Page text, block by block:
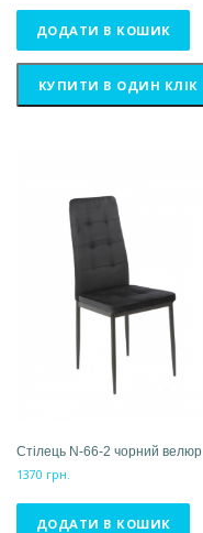
ДОДАТИ В КОШИК
КУПИТИ В ОДИН КЛІК
Стілець N-66-2 чорний велюр
1370 грн.
ДОДАТИ В КОШИК